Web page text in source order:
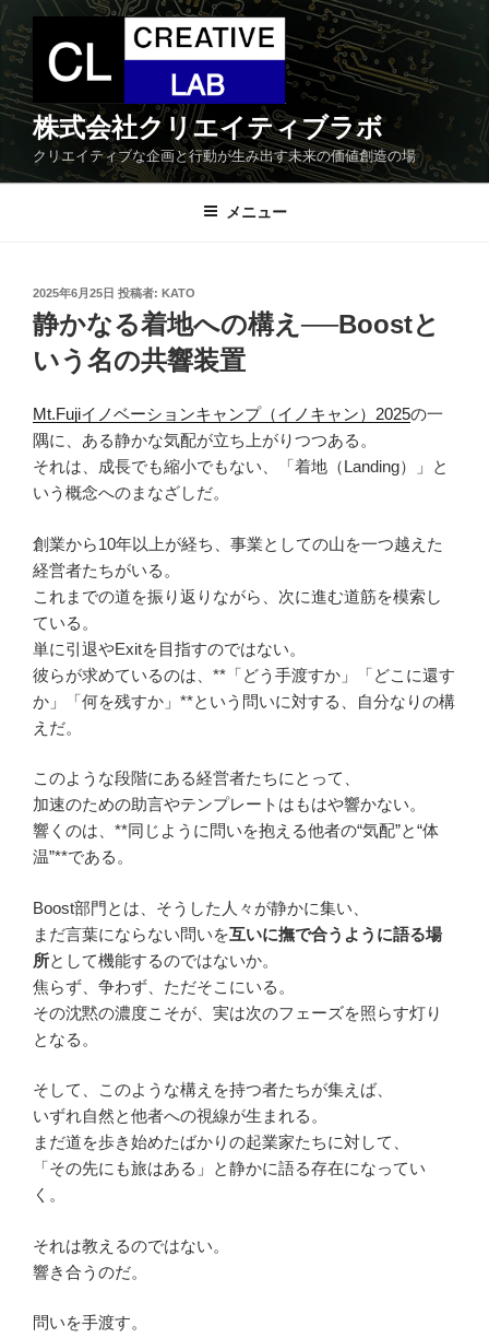
コ
ン
テ
ン
ツ
株式会社クリエイティブラボ
クリエイティブな企画と行動が生み出す未来の価値創造の場
メニュー
投
稿
日:
2025年6月25日 投稿者: KATO
静かなる着地への構え──Boostと
いう名の共響装置
Mt.Fujiイノベーションキャンプ（イノキャン）2025の一
隅に、ある静かな気配が立ち上がりつつある。
それは、成長でも縮小でもない、「着地（Landing）」と
いう概念へのまなざしだ。
創業から10年以上が経ち、事業としての山を一つ越えた
経営者たちがいる。
これまでの道を振り返りながら、次に進む道筋を模索し
ている。
単に引退やExitを目指すのではない。
彼らが求めているのは、**「どう手渡すか」「どこに還す
か」「何を残すか」**という問いに対する、自分なりの構
えだ。
このような段階にある経営者たちにとって、
加速のための助言やテンプレートはもはや響かない。
響くのは、**同じように問いを抱える他者の“気配”と“体
温”**である。
Boost部門とは、そうした人々が静かに集い、
まだ言葉にならない問いを互いに撫で合うように語る場
所として機能するのではないか。
焦らず、争わず、ただそこにいる。
その沈黙の濃度こそが、実は次のフェーズを照らす灯り
となる。
そして、このような構えを持つ者たちが集えば、
いずれ自然と他者への視線が生まれる。
まだ道を歩き始めたばかりの起業家たちに対して、
「その先にも旅はある」と静かに語る存在になってい
く。
それは教えるのではない。
響き合うのだ。
問いを手渡す。